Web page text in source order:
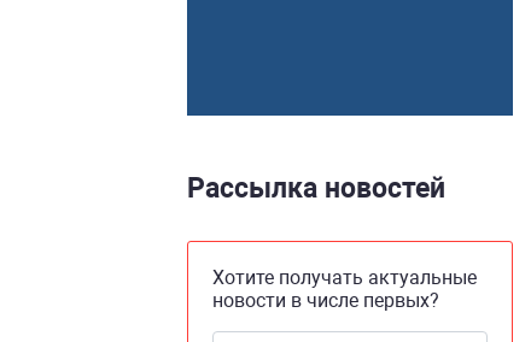
Рассылка новостей
Хотите получать актуальные
новости в числе первых?